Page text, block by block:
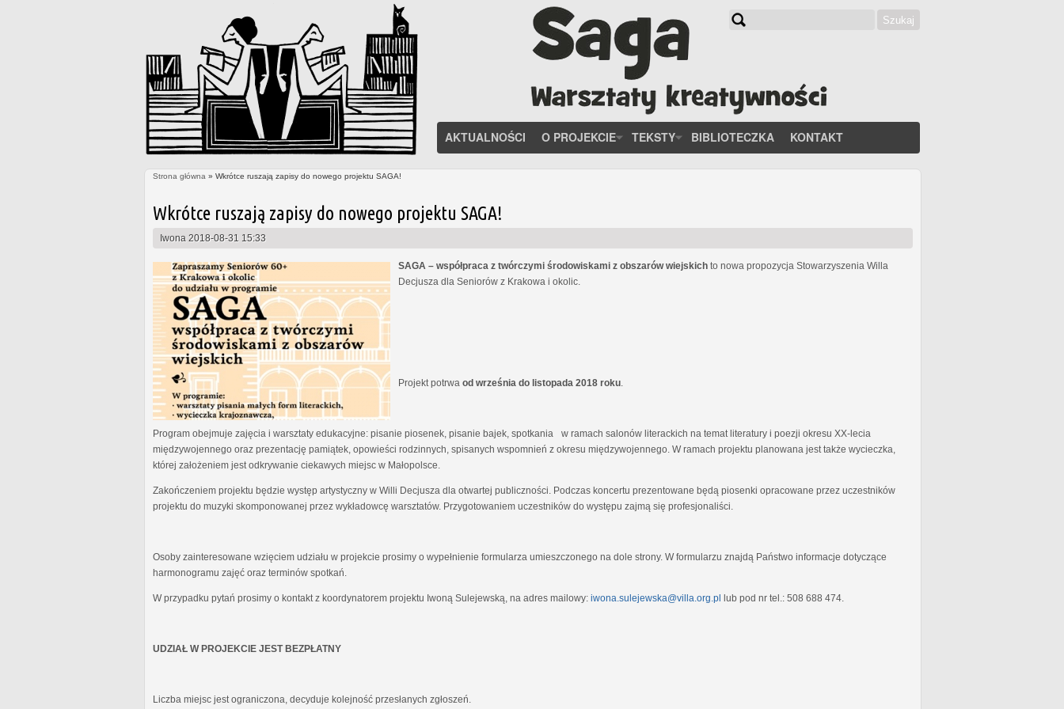
Szukaj
AKTUALNOŚCI O PROJEKCIE TEKSTY BIBLIOTECZKA KONTAKT
Strona główna » Wkrótce ruszają zapisy do nowego projektu SAGA!
Wkrótce ruszają zapisy do nowego projektu SAGA!
Iwona 2018-08-31 15:33
SAGA – współpraca z twórczymi środowiskami z obszarów wiejskich to nowa propozycja Stowarzyszenia Willa
Decjusza dla Seniorów z Krakowa i okolic.
Projekt potrwa od września do listopada 2018 roku
Program obejmuje zajęcia i warsztaty edukacyjne: pisanie piosenek, pisanie bajek, spotkania w ramach salonów literackich na temat literatury i poezji okresu XX-lecia
międzywojennego oraz prezentację pamiątek, opowieści rodzinnych, spisanych wspomnień z okresu międzywojennego. W ramach projektu planowana jest także wycieczka,
której założeniem jest odkrywanie ciekawych miejsc w Małopolsce.
Zakończeniem projektu będzie występ artystyczny w Willi Decjusza dla otwartej publiczności. Podczas koncertu prezentowane będą piosenki opracowane przez uczestników
projektu do muzyki skomponowanej przez wykładowcę warsztatów. Przygotowaniem uczestników do występu zajmą się profesjonaliści.
Osoby zainteresowane wzięciem udziału w projekcie prosimy o wypełnienie formularza umieszczonego na dole strony. W formularzu znajdą Państwo informacje dotyczące
harmonogramu zajęć oraz terminów spotkań.
W przypadku pytań prosimy o kontakt z koordynatorem projektu Iwoną Sulejewską, na adres mailowy: iwona.sulejewska@villa.org.pl lub pod nr tel.: 508 688 474.
UDZIAŁ W PROJEKCIE JEST BEZPŁATNY
Liczba miejsc jest ograniczona, decyduje kolejność przesłanych zgłoszeń.